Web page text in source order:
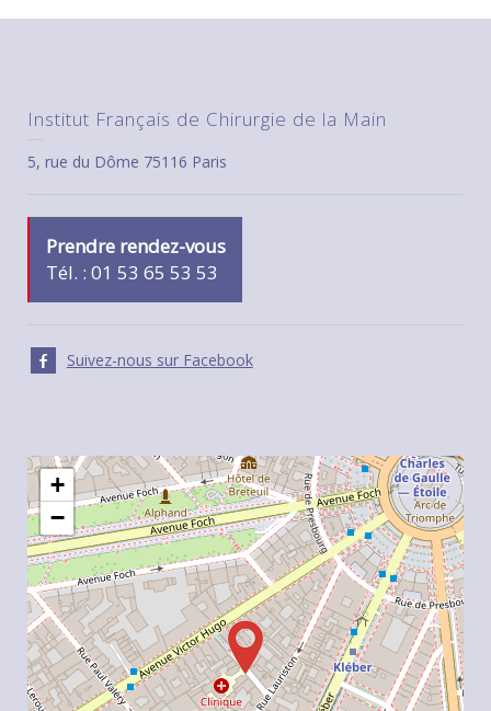
Institut Français de Chirurgie de la Main
5, rue du Dôme 75116 Paris
Prendre rendez-vous
Tél. : 01 53 65 53 53
Suivez-nous sur Facebook
+
−